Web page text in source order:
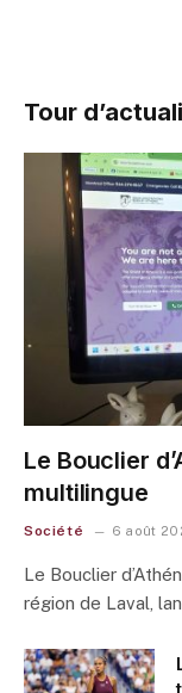
Tour
Le Bouclier
multilingue
Société 6 août
Le Bouclier
région de Laval,